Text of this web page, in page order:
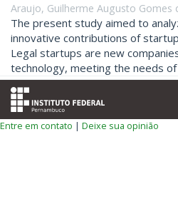
Araujo, Guilherme Augusto Gomes
The present study aimed to
innovative contributions of
Legal startups are new
technology, meeting the needs
Entre em contato | Deixe sua opinião